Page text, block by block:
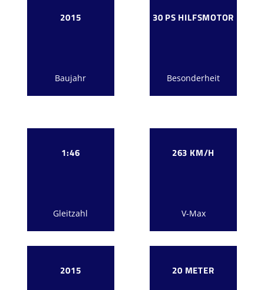
2015
Baujahr
30 PS HILFSMOTOR
Besonderheit
1:46
Gleitzahl
263 KM/H
V-Max
2015 20 METER